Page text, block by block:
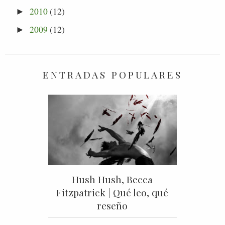
►2010(12)
►2009 (12)
ENTRADAS POPULARES
Hush Hush, Becca
Fitzpatrick | Qué leo, qué
reseño